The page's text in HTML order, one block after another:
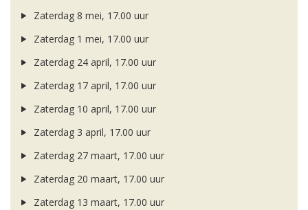
Zaterdag 8 mei, 17.00 uur
Zaterdag 1 mei, 17.00 uur
Zaterdag 24 april, 17.00 uur
Zaterdag 17 april, 17.00 uur
Zaterdag 10 april, 17.00 uur
Zaterdag 3 april, 17.00 uur
Zaterdag 27 maart, 17.00 uur
Zaterdag 20 maart, 17.00 uur
Zaterdag 13 maart, 17.00 uur